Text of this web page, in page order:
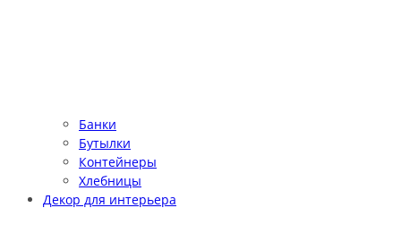
Банки
Бутылки
Контейнеры
Хлебницы
Декор для интерьера